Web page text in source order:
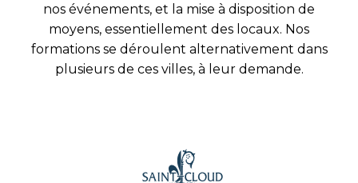
nos événements, et la mise à disposition de
moyens, essentiellement des locaux. Nos
formations se déroulent alternativement dans
plusieurs de ces villes, à leur demande.